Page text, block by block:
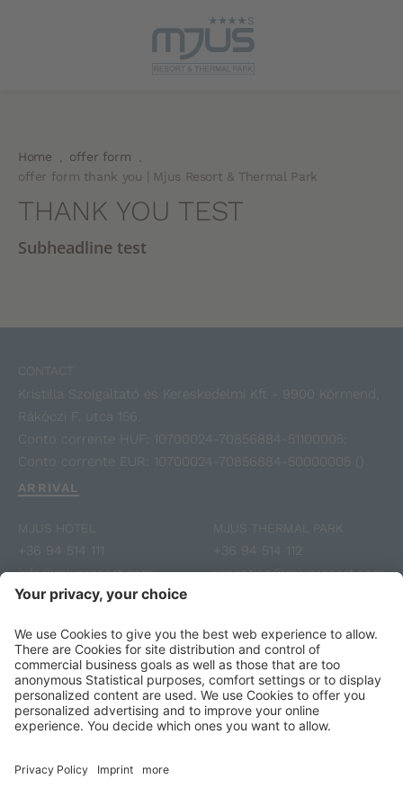
Home . offer form
.
offer form thank you | Mjus Resort & Thermal Park
THANK YOU TEST
Subheadline test
CONTACT
Kristilla Szolgáltató és Kereskedelmi Kft - 9900 Körmend,
Rákóczi F. utca 156.
Conto corrente HUF: 10700024-70856884-51100005;
Conto corrente EUR: 10700024-70856884-50000005 ()
ARRIVAL
MJUS HOTEL
+36 94 514 111
info@mjusresort.com
MJUS THERMAL PARK
+36 94 514 112
reception@mjusresort.com